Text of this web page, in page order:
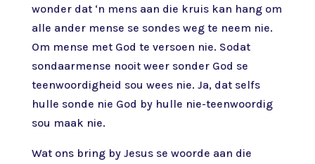
wonder dat ‘n mens aan die kruis kan hang om
alle ander mense se sondes weg te neem nie.
Om mense met God te versoen nie. Sodat
sondaarmense nooit weer sonder God se
teenwoordigheid sou wees nie. Ja, dat selfs
hulle sonde nie God by hulle nie-teenwoordig
sou maak nie.
Wat ons bring by Jesus se woorde aan die